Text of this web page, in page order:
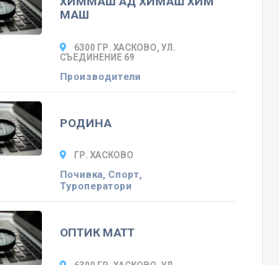
МАШ
6300 ГР. ХАСКОВО, УЛ.
СЪЕДИНЕНИЕ 69
Производители
РОДИНА
ГР. ХАСКОВО
Почивка, Спорт,
Туроператори
ОПТИК МАТТ